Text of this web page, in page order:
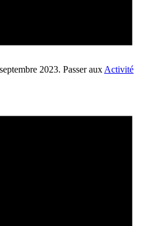
2023. Passer aux Activité